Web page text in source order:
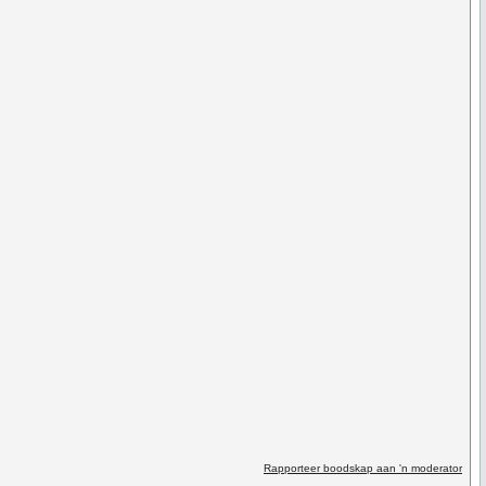
Rapporteer boodskap aan 'n moderator